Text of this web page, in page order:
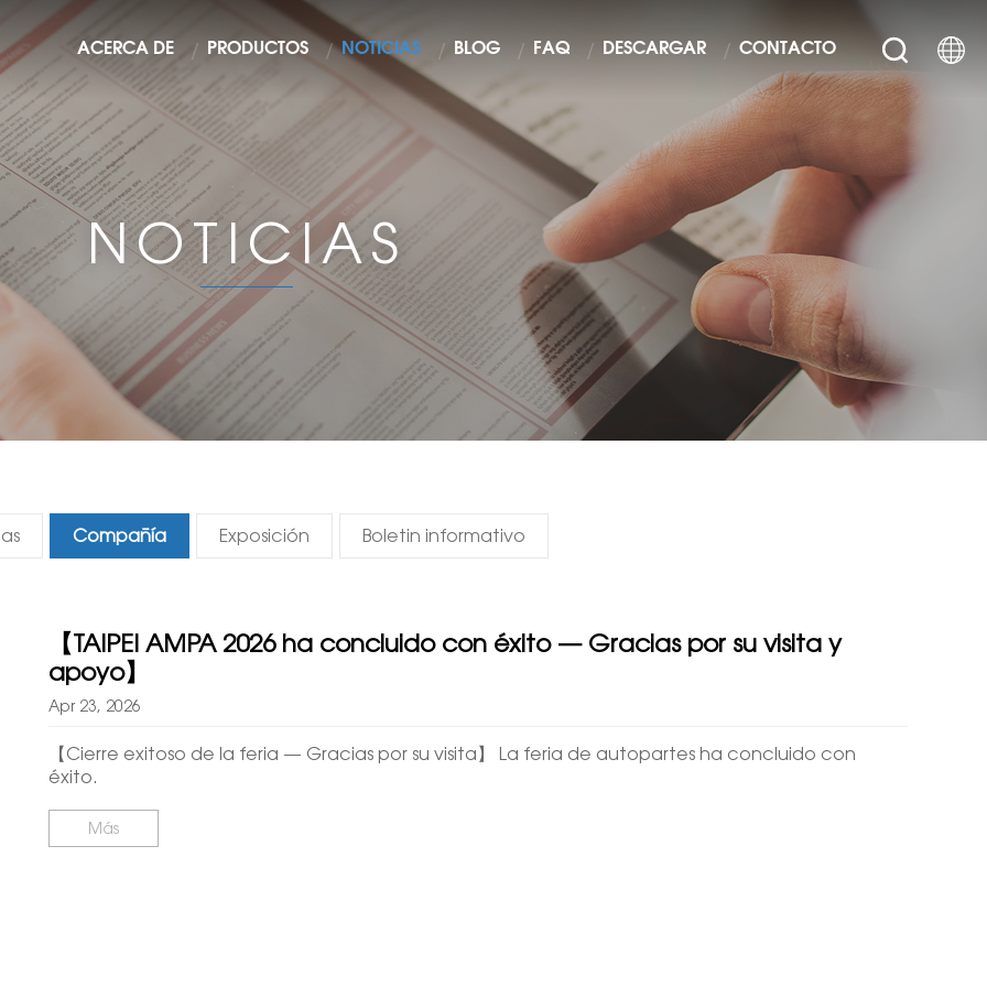
ACERCA DE PRODUCTOS NOTICIAS BLOG FAQ DESCARGAR CONTACTO
NOTICIAS
Compañía Exposición Boletin informativo
【TAIPEI AMPA 2026 ha concluido con éxito — Gracias por su visita y
apoyo】
Apr 23, 2026
【Cierre exitoso de la feria — Gracias por su visita】 La feria de autopartes ha concluido con
éxito.
Más